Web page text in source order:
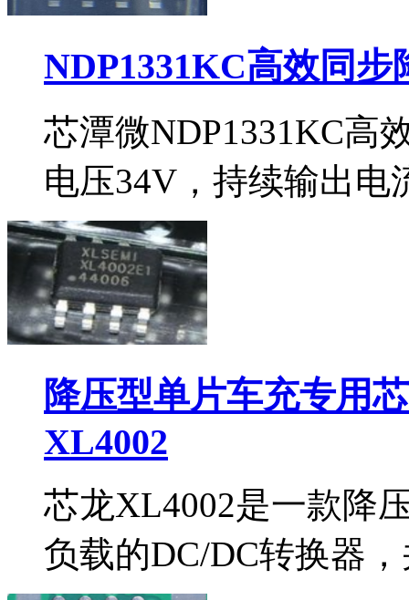
NDP1331KC高效同
芯潭微NDP1331KC高
电压34V，持续输出
降压型单片车充专用
XL4002
芯龙XL4002是一款降
负载的DC/DC转换器